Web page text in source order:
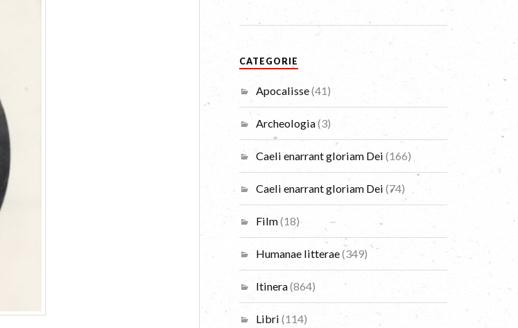
CATEGORIE
Apocalisse(41)
Archeologia(3)
Caeli enarrant gloriam Dei (166)
Caeli enarrant gloriam Dei (74)
Film(18)
Humanae litterae(349)
Itinera(864)
Libri (114)